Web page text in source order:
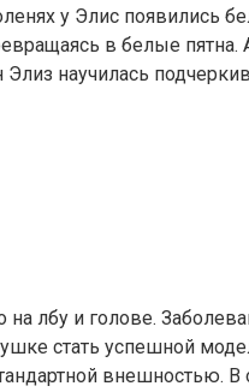
у Элис появились
в белые
научилась
лбу и голове.
стать успешной